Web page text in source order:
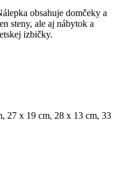
obsahuje domčeky a
steny, ale aj nábytok a
izbičky.
27 x 19 cm, 28 x 13 cm, 33